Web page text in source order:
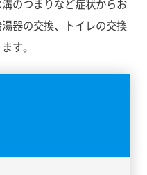
のつまりなど症状からお
器の交換、トイレの交換
す。